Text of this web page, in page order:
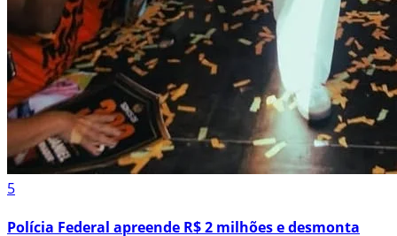
5
Polícia Federal apreende R$ 2 milhões e desmonta